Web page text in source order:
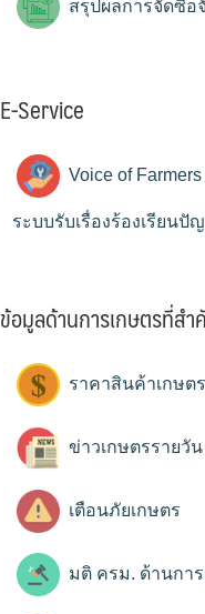
สรุปผลการจัดซื้อ
E-Service
Voice of Farmers
ระบบรับเรื่องร้องเรียนปั
ข้อมูลด้านการเกษตรที่ส
ราคาสินค้าเกษตร
ข่าวเกษตรรายวัน
เตือนภัยเกษตร
มติ ครม. ด้านการ